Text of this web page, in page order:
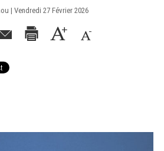
| Vendredi 27 Février 2026